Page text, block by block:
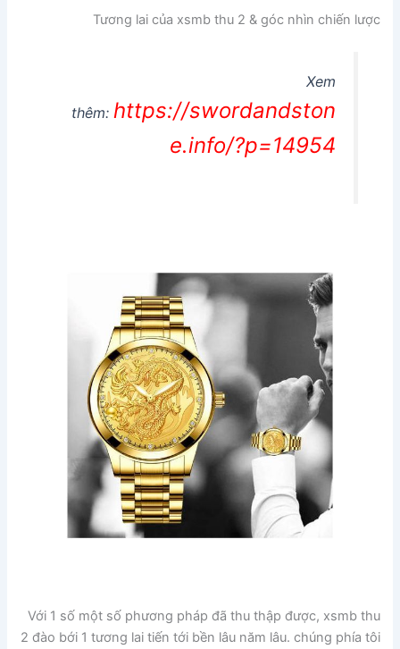
Tương lai của xsmb thu 2 & góc nhìn chiến lược
Xem
thêm:https://swordandston
e.info/?p=14954
Với 1 số một số phương pháp đã thu thập được, xsmb thu
2 đào bới 1 tương lai tiến tới bền lâu năm lâu. chúng phía tôi